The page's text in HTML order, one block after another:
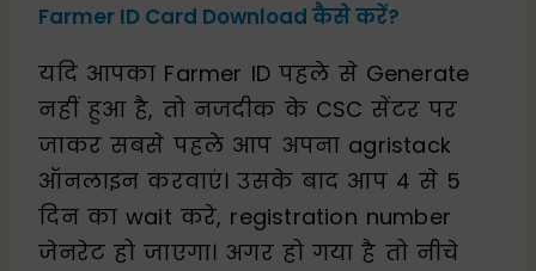
Farmer ID Card Download कैसे करें?
यदि आपका Farmer ID पहले से Generate
नहीं हुआ है, तो नजदीक के CSC सेंटर पर
जाकर सबसे पहले आप अपना agristack
ऑनलाइन करवाएं। उसके बाद आप 4 से 5
दिन का wait करे, registration number
जेनरेट हो जाएगा। अगर हो गया है तो नीचे